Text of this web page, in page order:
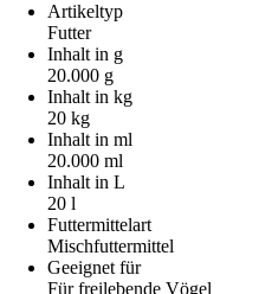
Artikeltyp
Futter
Inhalt in g
20.000 g
Inhalt in kg
20 kg
Inhalt in ml
20.000 ml
Inhalt in L
20 l
Futtermittelart
Mischfuttermittel
Geeignet für
Für freilebende Vögel